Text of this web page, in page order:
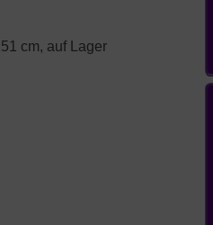
cm, auf Lager